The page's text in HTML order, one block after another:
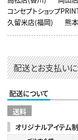
コンセプトショップ
久留米店(福岡)
熊
配送とお支払い
配送について
送料
オリジナルアイテム